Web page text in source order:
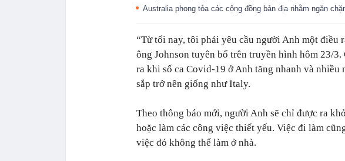
Australia phong tỏa các cộng đồng bản địa nhằm ngăn
“Từ tối nay, tôi phải yêu cầu người Anh một điều
ông Johnson tuyên bố trên truyền hình hôm 23/
ra khi số ca Covid-19 ở Anh tăng nhanh và
sắp trở nên giống như Italy.
Theo thông báo mới, người Anh sẽ chỉ được ra
hoặc làm các công việc thiết yếu. Việc đi làm
việc đó không thể làm ở nhà.